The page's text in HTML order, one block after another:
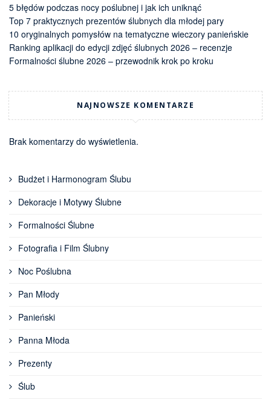
5 błędów podczas nocy poślubnej i jak ich uniknąć
Top 7 praktycznych prezentów ślubnych dla młodej pary
10 oryginalnych pomysłów na tematyczne wieczory panieńskie
Ranking aplikacji do edycji zdjęć ślubnych 2026 – recenzje
Formalności ślubne 2026 – przewodnik krok po kroku
NAJNOWSZE KOMENTARZE
Brak komentarzy do wyświetlenia.
Budżet i Harmonogram Ślubu
Dekoracje i Motywy Ślubne
Formalności Ślubne
Fotografia i Film Ślubny
Noc Poślubna
Pan Młody
Panieński
Panna Młoda
Prezenty
Ślub